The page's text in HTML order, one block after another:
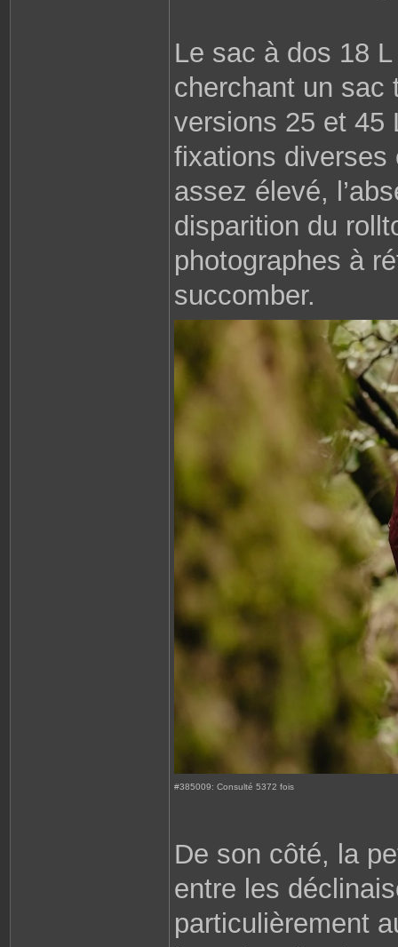
Le sac à dos 18
cherchant un sac
versions 25 et 45
fixations diverses
assez élevé,
disparition du
photographes à
succomber.
#385009: Consulté 5372 fois
De son côté, la
entre les
particulièrement